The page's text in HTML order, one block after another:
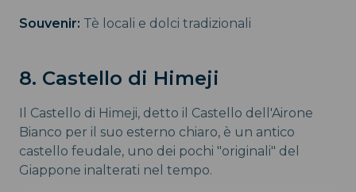
Souvenir: Tè locali e dolci tradizionali
8. Castello di Himeji
Il Castello di Himeji, detto il Castello dell'Airone
Bianco per il suo esterno chiaro, è un antico
castello feudale, uno dei pochi "originali" del
Giappone inalterati nel tempo.